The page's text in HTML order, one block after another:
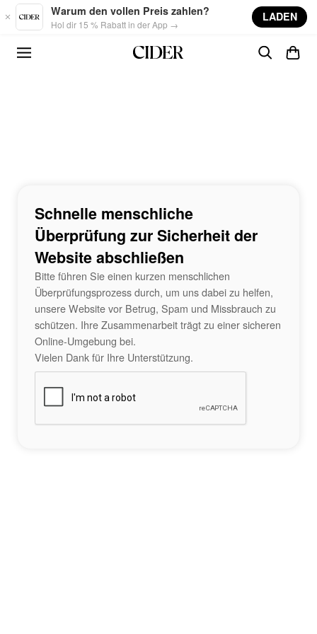
Skip to main content
Warum den vollen Preis zahlen?
Hol dir 15 % Rabatt in der App →
LADEN
Schnelle menschliche
Überprüfung zur Sicherheit der
Website abschließen
Bitte führen Sie einen kurzen menschlichen
Überprüfungsprozess durch, um uns dabei zu helfen,
unsere Website vor Betrug, Spam und Missbrauch zu
schützen. Ihre Zusammenarbeit trägt zu einer sicheren
Online-Umgebung bei.
Vielen Dank für Ihre Unterstützung.